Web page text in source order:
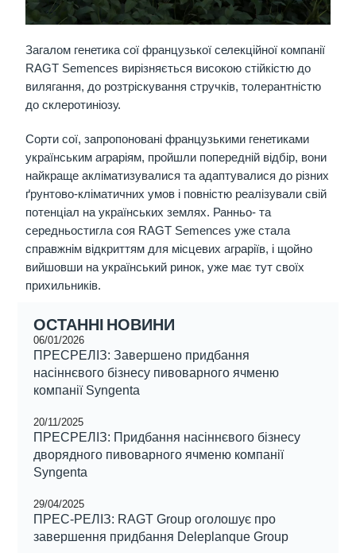
Загалом генетика сої французької селекційної компанії
RAGT Semences вирізняється високою стійкістю до
вилягання, до розтріскування стручків, толерантністю
до склеротиніозу.
Сорти сої, запропоновані французькими генетиками
українським аграріям, пройшли попередній відбір, вони
найкраще акліматизувалися та адаптувалися до різних
ґрунтово-кліматичних умов і повністю реалізували свій
потенціал на українських землях. Ранньо- та
середньостигла соя RAGT Semences уже стала
справжнім відкриттям для місцевих аграріїв, і щойно
вийшовши на український ринок, уже має тут своїх
прихильників.
ОСТАННІ НОВИНИ
06/01/2026
ПРЕСРЕЛІЗ: Завершено придбання
насіннєвого бізнесу пивоварного ячменю
компанії Syngenta
20/11/2025
ПРЕСРЕЛІЗ: Придбання насіннєвого бізнесу
дворядного пивоварного ячменю компанії
Syngenta
29/04/2025
ПРЕС-РЕЛІЗ: RAGT Group оголошує про
завершення придбання Deleplanque Group